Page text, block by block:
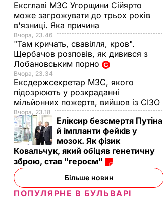
Ексглаві МЗС Угорщини Сійярто
може загрожувати до трьох років
в'язниці. Яка причина
Вчора, 23.46
"Там кричать, свавілля, кров".
Щербачов розповів, як дивився з
Лобановським порно
Вчора, 23.34
Ексдержсекретар МЗС, якого
підозрюють у розкраданні
мільйонних пожертв, вийшов із СІЗО
Вчора, 23.18
Еліксир безсмертя Путіна
й імпланти фейків у
мозок. Як фізик
Ковальчук, який обіцяв генетичну
зброю, став "героєм"
Більше новин
ПОПУЛЯРНЕ В БУЛЬВАРІ